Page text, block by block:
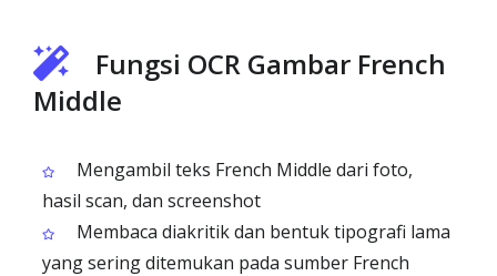
Fungsi OCR Gambar French
Middle
Mengambil teks French Middle dari foto,
hasil scan, dan screenshot
Membaca diakritik dan bentuk tipografi lama
yang sering ditemukan pada sumber French